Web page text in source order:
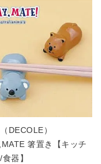
DECOLE）
箸置き【キッチ
器】